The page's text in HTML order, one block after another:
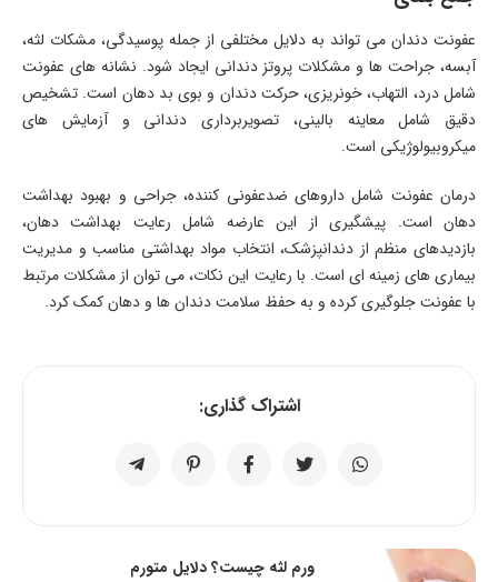
عفونت دندان می تواند به دلایل مختلفی از جمله پوسیدگی، مشکات لثه،
آبسه، جراحت ها و مشکلات پروتز دندانی ایجاد شود. نشانه های عفونت
شامل درد، التهاب، خونریزی، حرکت دندان و بوی بد دهان است. تشخیص
دقیق شامل معاینه بالینی، تصویربرداری دندانی و آزمایش های
میکروبیولوژیکی است.
درمان عفونت شامل داروهای ضدعفونی کننده، جراحی و بهبود بهداشت
دهان است. پیشگیری از این عارضه شامل رعایت بهداشت دهان،
بازدیدهای منظم از دندانپزشک، انتخاب مواد بهداشتی مناسب و مدیریت
بیماری های زمینه ای است. با رعایت این نکات، می توان از مشکلات مرتبط
با عفونت جلوگیری کرده و به حفظ سلامت دندان ها و دهان کمک کرد.
اشتراک گذاری:
ورم لثه چیست؟ دلایل متورم